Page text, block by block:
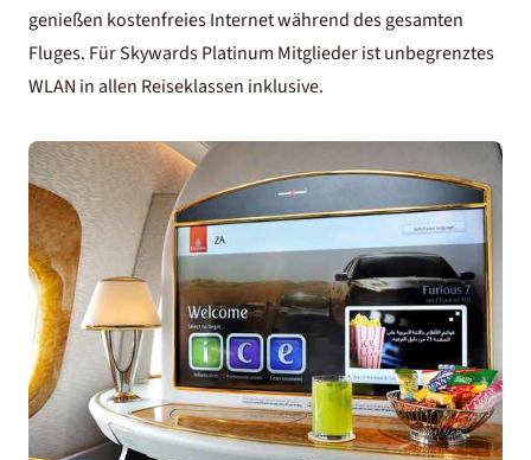
genießen kostenfreies Internet während des gesamten
Fluges. Für Skywards Platinum Mitglieder ist unbegrenztes
WLAN in allen Reiseklassen inklusive.